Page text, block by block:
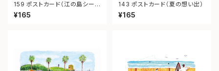
159 ポストカード（江の島シーキ
ャンドル）
¥165
143 ポストカード（夏の想い出）
¥165